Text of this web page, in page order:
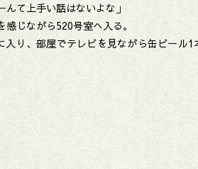
て上手い話はないよな」
じながら520号室へ入る。
り、部屋でテレビを見ながら缶ビール1